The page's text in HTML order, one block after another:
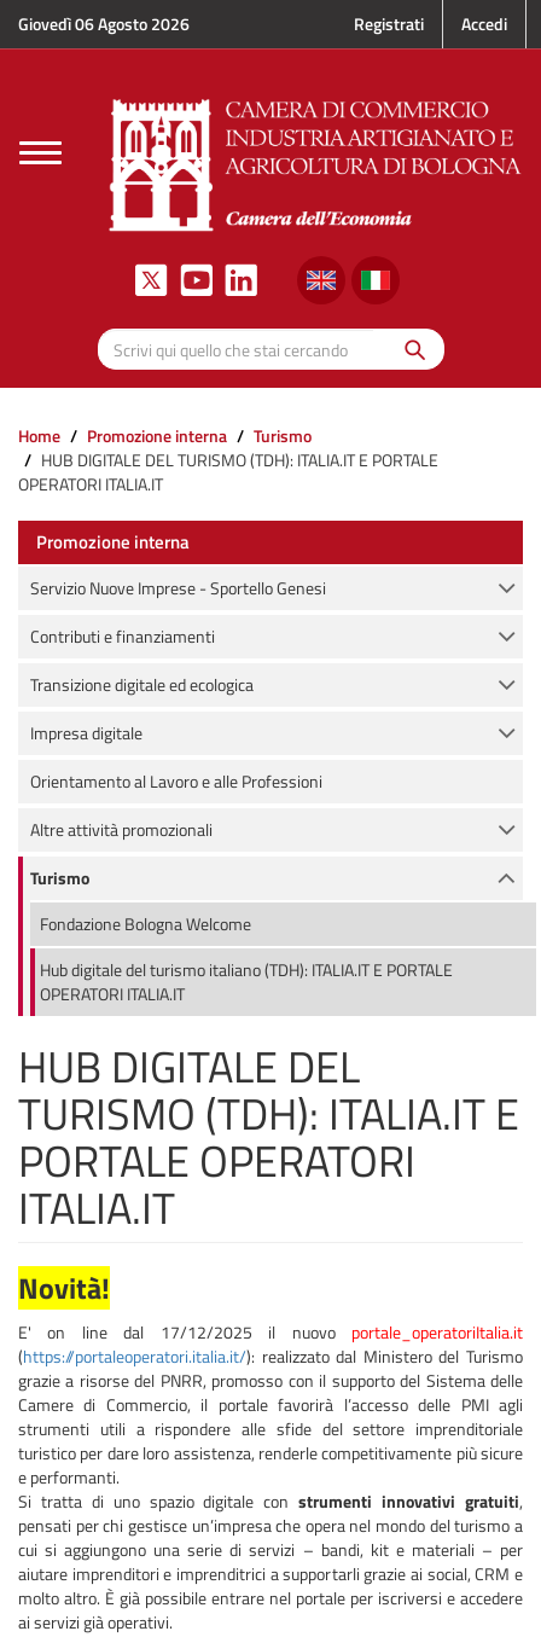
Salta al contenuto principale
Giovedì 06 Agosto 2026 Registrati Accedi
Toggle
navigation
Scrivi qui quello che stai cercando
Cerca
Home Promozione interna
Turismo
HUB DIGITALE DEL TURISMO (TDH): ITALIA.IT E PORTALE
OPERATORI ITALIA.IT
Promozione interna
Servizio Nuove Imprese - Sportello Genesi
Contributi e finanziamenti
Transizione digitale ed ecologica
Impresa digitale
Orientamento al Lavoro e alle Professioni
Altre attività promozionali
Turismo
Fondazione Bologna Welcome
Hub digitale del turismo italiano (TDH): ITALIA.IT E PORTALE
OPERATORI ITALIA.IT
HUB DIGITALE DEL
TURISMO (TDH): ITALIA.IT E
PORTALE OPERATORI
ITALIA.IT
Novità!
E' on line dal 17/12/2025 il nuovo portale_operatoriItalia.it
(https://portaleoperatori.italia.it/): realizzato dal Ministero del Turismo
grazie a risorse del PNRR, promosso con il supporto del Sistema delle
Camere di Commercio, il portale favorirà l’accesso delle PMI agli
strumenti utili a rispondere alle sfide del settore imprenditoriale
turistico per dare loro assistenza, renderle competitivamente più sicure
e performanti.
Si tratta di uno spazio digitale construmenti innovativi gratuiti,
pensati per chi gestisce un’impresa che opera nel mondo del turismo a
cui si aggiungono una serie di servizi – bandi, kit e materiali – per
aiutare imprenditori e imprenditrici a supportarli grazie ai social, CRM e
molto altro. È già possibile entrare nel portale per iscriversi e accedere
ai servizi già operativi.